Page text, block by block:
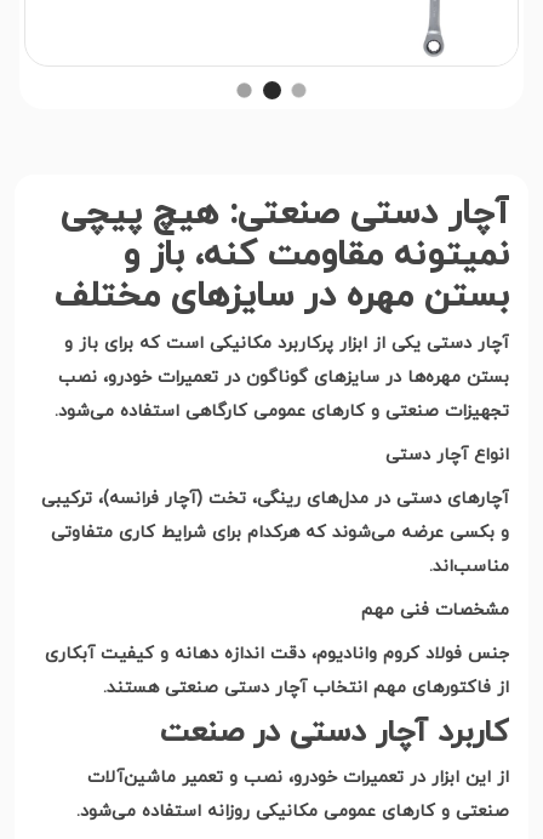
آچار دستی صنعتی: هیچ پیچی
نمیتونه مقاومت کنه، باز و
بستن مهره در سایزهای مختلف
آچار دستی یکی از ابزار پرکاربرد مکانیکی است که برای باز و
بستن مهره‌ها در سایزهای گوناگون در تعمیرات خودرو، نصب
تجهیزات صنعتی و کارهای عمومی کارگاهی استفاده می‌شود.
انواع آچار دستی
آچارهای دستی در مدل‌های رینگی، تخت (آچار فرانسه)، ترکیبی
و بکسی عرضه می‌شوند که هرکدام برای شرایط کاری متفاوتی
مناسب‌اند.
مشخصات فنی مهم
جنس فولاد کروم وانادیوم، دقت اندازه دهانه و کیفیت آبکاری
از فاکتورهای مهم انتخاب آچار دستی صنعتی هستند.
کاربرد آچار دستی در صنعت
از این ابزار در تعمیرات خودرو، نصب و تعمیر ماشین‌آلات
صنعتی و کارهای عمومی مکانیکی روزانه استفاده می‌شود.